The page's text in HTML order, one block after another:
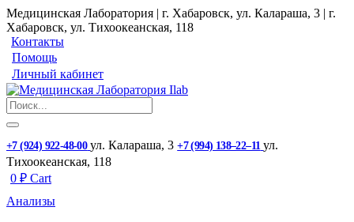
Медицинская Лаборатория | г. Хабаровск, ул. Калараша, 3 | г.
Хабаровск, ул. ​Тихоокеанская, 118
Контакты
Помощь
Личный кабинет
+7 (924) 922-48-00 ул. ​Калараша, 3 +7 (994) 138‒22‒11 ул. ​
Тихоокеанская, 118
0 ₽ Cart
Анализы